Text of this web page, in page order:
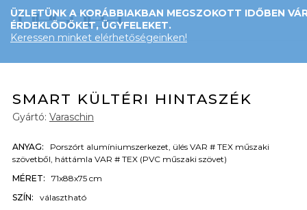
ÜZLETÜNK A KORÁBBIAKBAN MEGSZOKOTT IDŐBEN
ÉRDEKLŐDŐKET, ÜGYFELEKET.
Keressen minket elérhetőségeinken!
SMART KÜLTÉRI HINTASZÉK
Gyártó: Varaschin
ANYAG:
Porszórt alumíniumszerkezet, ülés VAR # TEX műszaki
szövetből, háttámla VAR # TEX (PVC műszaki szövet)
MÉRET:
71x88x75 cm
SZÍN:
választható